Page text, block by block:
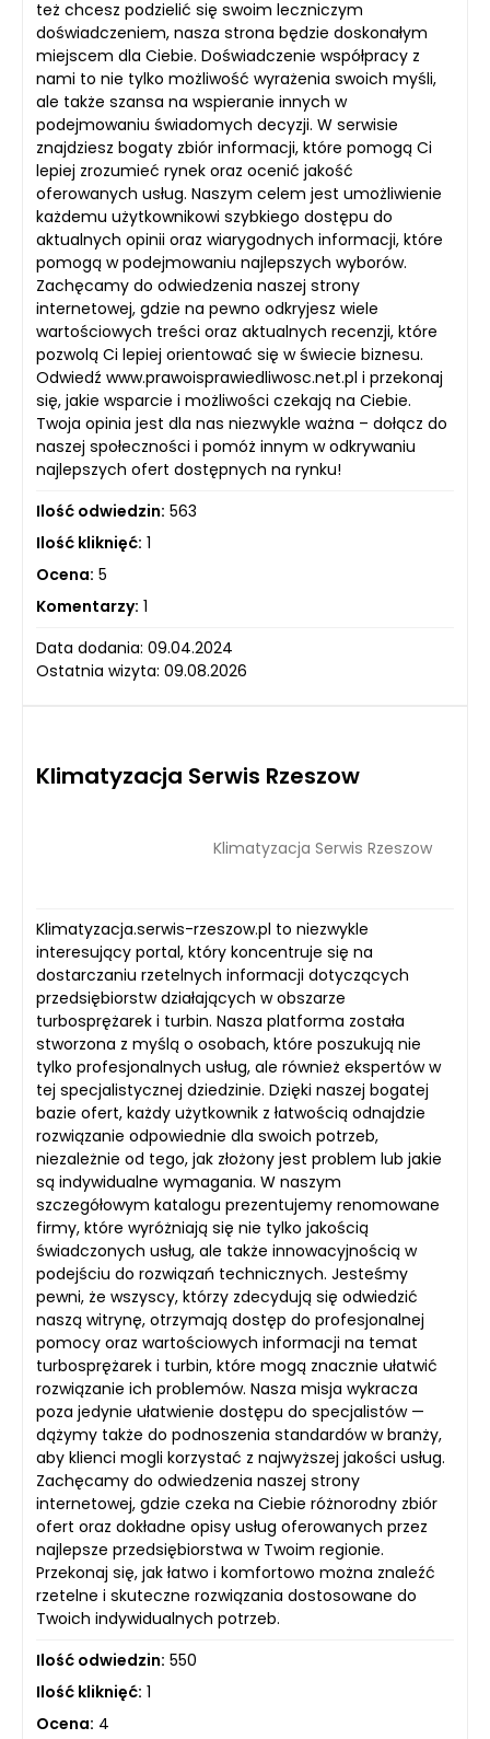
też chcesz podzielić się swoim leczniczym
doświadczeniem, nasza strona będzie doskonałym
miejscem dla Ciebie. Doświadczenie współpracy z
nami to nie tylko możliwość wyrażenia swoich myśli,
ale także szansa na wspieranie innych w
podejmowaniu świadomych decyzji. W serwisie
znajdziesz bogaty zbiór informacji, które pomogą Ci
lepiej zrozumieć rynek oraz ocenić jakość
oferowanych usług. Naszym celem jest umożliwienie
każdemu użytkownikowi szybkiego dostępu do
aktualnych opinii oraz wiarygodnych informacji, które
pomogą w podejmowaniu najlepszych wyborów.
Zachęcamy do odwiedzenia naszej strony
internetowej, gdzie na pewno odkryjesz wiele
wartościowych treści oraz aktualnych recenzji, które
pozwolą Ci lepiej orientować się w świecie biznesu.
Odwiedź www.prawoisprawiedliwosc.net.pl i przekonaj
się, jakie wsparcie i możliwości czekają na Ciebie.
Twoja opinia jest dla nas niezwykle ważna – dołącz do
naszej społeczności i pomóż innym w odkrywaniu
najlepszych ofert dostępnych na rynku!
Ilość odwiedzin: 563
Ilość kliknięć: 1
Ocena: 5
Komentarzy: 1
Data dodania: 09.04.2024
Ostatnia wizyta: 09.08.2026
Klimatyzacja Serwis Rzeszow
Klimatyzacja Serwis Rzeszow
Klimatyzacja.serwis-rzeszow.pl to niezwykle
interesujący portal, który koncentruje się na
dostarczaniu rzetelnych informacji dotyczących
przedsiębiorstw działających w obszarze
turbosprężarek i turbin. Nasza platforma została
stworzona z myślą o osobach, które poszukują nie
tylko profesjonalnych usług, ale również ekspertów w
tej specjalistycznej dziedzinie. Dzięki naszej bogatej
bazie ofert, każdy użytkownik z łatwością odnajdzie
rozwiązanie odpowiednie dla swoich potrzeb,
niezależnie od tego, jak złożony jest problem lub jakie
są indywidualne wymagania. W naszym
szczegółowym katalogu prezentujemy renomowane
firmy, które wyróżniają się nie tylko jakością
świadczonych usług, ale także innowacyjnością w
podejściu do rozwiązań technicznych. Jesteśmy
pewni, że wszyscy, którzy zdecydują się odwiedzić
naszą witrynę, otrzymają dostęp do profesjonalnej
pomocy oraz wartościowych informacji na temat
turbosprężarek i turbin, które mogą znacznie ułatwić
rozwiązanie ich problemów. Nasza misja wykracza
poza jedynie ułatwienie dostępu do specjalistów —
dążymy także do podnoszenia standardów w branży,
aby klienci mogli korzystać z najwyższej jakości usług.
Zachęcamy do odwiedzenia naszej strony
internetowej, gdzie czeka na Ciebie różnorodny zbiór
ofert oraz dokładne opisy usług oferowanych przez
najlepsze przedsiębiorstwa w Twoim regionie.
Przekonaj się, jak łatwo i komfortowo można znaleźć
rzetelne i skuteczne rozwiązania dostosowane do
Twoich indywidualnych potrzeb.
Ilość odwiedzin: 550
Ilość kliknięć: 1
Ocena: 4